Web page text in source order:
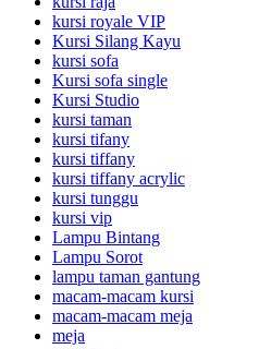
kursi royale VIP
Kursi Silang Kayu
kursi sofa
Kursi sofa single
Kursi Studio
kursi taman
kursi tifany
kursi tiffany
kursi tiffany acrylic
kursi tunggu
kursi vip
Lampu Bintang
Lampu Sorot
lampu taman gantung
macam-macam kursi
macam-macam meja
meja